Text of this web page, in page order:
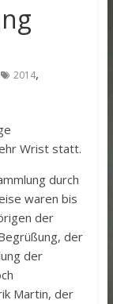
2014,
Wrist statt.
durch
waren bis
der
der
der
Martin, der